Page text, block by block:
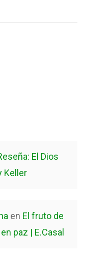
El Dios
Keller
en El fruto de
paz | E.Casal